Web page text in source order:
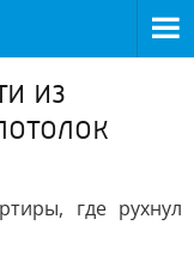
из
где рухнул